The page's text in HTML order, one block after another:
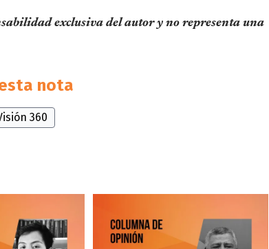
exclusiva del autor y no representa una
nota
360